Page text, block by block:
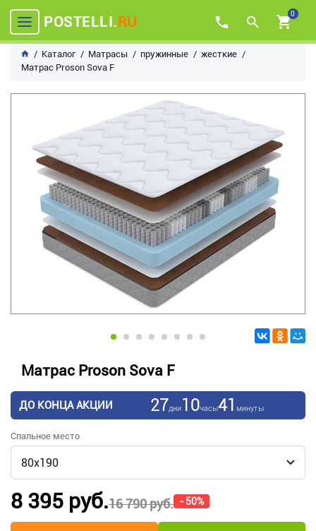
POSTELLI.RU 0
Каталог Матрасы пружинные
жесткие
Матрас Proson Sova F
Матрас Proson Sova F
ДО КОНЦА АКЦИИ 27дни10часы41 минуты
Спальное место
16 790 руб. - 50%
8 395 руб.